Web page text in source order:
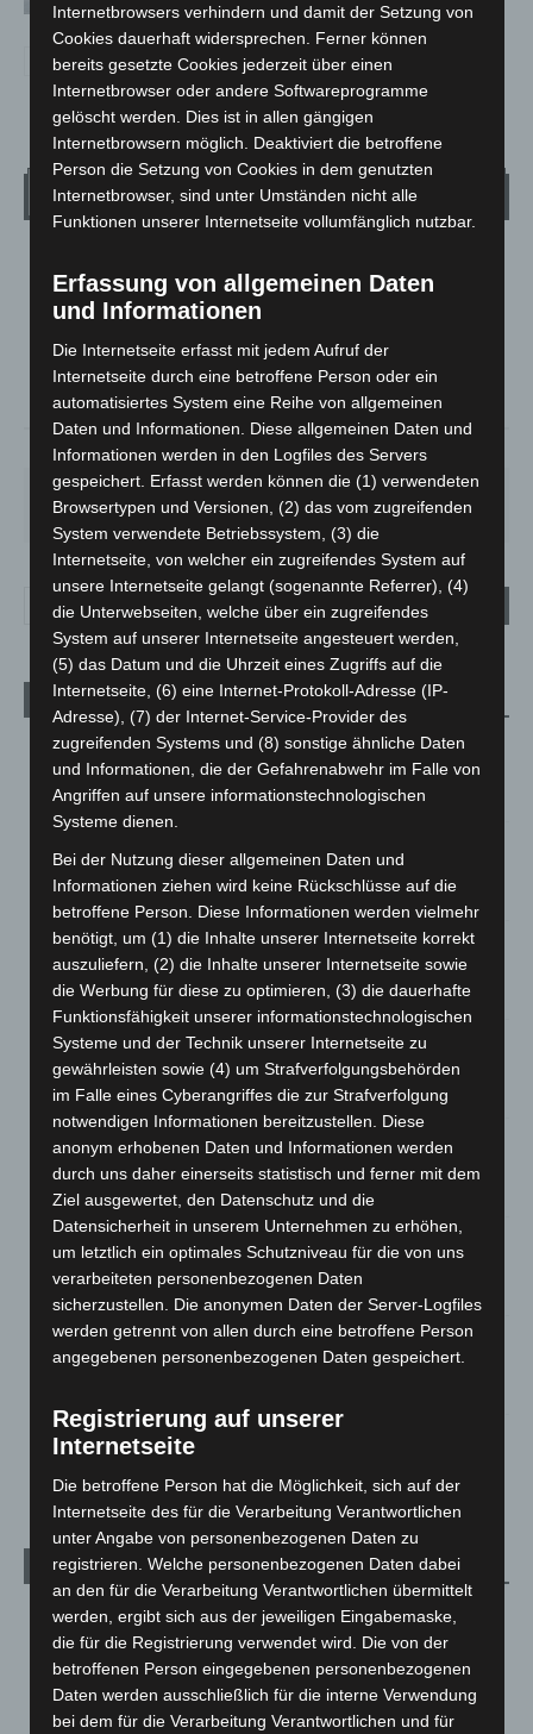
Wetter
LANGENHAGEN
Klarer Himmel
20.9° C
20.5°
51% 1.8m/s 2%
SA.
21° 34° 29 °
DI.
23 ° 26°
Aktuelle Beiträge
Kunst trifft Weingenuss: Barbara-Susann Mehring zeigt ihre
Werke im Jacques’ Wein-Depot Isernhagen
8. August 2026
und Bothfeld
8. August 2026
Niedersachsen: Feuerwehrkräfte kehren nach
Waldbrandeinsatz aus Spanien zurück
7. August 2026
Hannover: Erste Tigermücken-Population in Niedersachsen
entdeckt
7. August 2026
Brand im „Haus der Begegnung“ in Neuwarmbüchen schnell
eingedämmt
6. August 2026
Region Hannover: 21 neue Notfallsanitäter starten beim
Roten Kreuz
Mann läuft mit Hockeyschläger über A7 – Polizei sucht
Zeugen
Celle: Mensch stirbt bei Bagger-Unfall auf Baustelle
Kategorien
Blaulicht
2.799
Corona-News
Hannover und Region
5.039
Langenhagen und Ortsteile
Internetbrowsers verhindern und damit der Setzung von
Cookies dauerhaft widersprechen. Ferner können
bereits gesetzte Cookies jederzeit über einen
Internetbrowser oder andere Softwareprogramme
gelöscht werden. Dies ist in allen gängigen
Internetbrowsern möglich. Deaktiviert die betroffene
Person die Setzung von Cookies in dem genutzten
Internetbrowser, sind unter Umständen nicht alle
Funktionen unserer Internetseite vollumfänglich nutzbar.
Erfassung von allgemeinen Daten
und Informationen
Die Internetseite erfasst mit jedem Aufruf der
Internetseite durch eine betroffene Person oder ein
automatisiertes System eine Reihe von allgemeinen
Daten und Informationen. Diese allgemeinen Daten und
Informationen werden in den Logfiles des Servers
gespeichert. Erfasst werden können die (1) verwendeten
Browsertypen und Versionen, (2) das vom zugreifenden
System verwendete Betriebssystem, (3) die
Internetseite, von welcher ein zugreifendes System auf
unsere Internetseite gelangt (sogenannte Referrer), (4)
die Unterwebseiten, welche über ein zugreifendes
System auf unserer Internetseite angesteuert werden,
(5) das Datum und die Uhrzeit eines Zugriffs auf die
Internetseite, (6) eine Internet-Protokoll-Adresse (IP-
Adresse), (7) der Internet-Service-Provider des
zugreifenden Systems und (8) sonstige ähnliche Daten
und Informationen, die der Gefahrenabwehr im Falle von
Angriffen auf unsere informationstechnologischen
Systeme dienen.
Bei der Nutzung dieser allgemeinen Daten und
Informationen ziehen wird keine Rückschlüsse auf die
betroffene Person. Diese Informationen werden vielmehr
benötigt, um (1) die Inhalte unserer Internetseite korrekt
auszuliefern, (2) die Inhalte unserer Internetseite sowie
die Werbung für diese zu optimieren, (3) die dauerhafte
Funktionsfähigkeit unserer informationstechnologischen
Systeme und der Technik unserer Internetseite zu
gewährleisten sowie (4) um Strafverfolgungsbehörden
im Falle eines Cyberangriffes die zur Strafverfolgung
notwendigen Informationen bereitzustellen. Diese
anonym erhobenen Daten und Informationen werden
durch uns daher einerseits statistisch und ferner mit dem
Ziel ausgewertet, den Datenschutz und die
Datensicherheit in unserem Unternehmen zu erhöhen,
um letztlich ein optimales Schutzniveau für die von uns
verarbeiteten personenbezogenen Daten
sicherzustellen. Die anonymen Daten der Server-Logfiles
werden getrennt von allen durch eine betroffene Person
angegebenen personenbezogenen Daten gespeichert.
Registrierung auf unserer
Internetseite
Die betroffene Person hat die Möglichkeit, sich auf der
Internetseite des für die Verarbeitung Verantwortlichen
unter Angabe von personenbezogenen Daten zu
registrieren. Welche personenbezogenen Daten dabei
an den für die Verarbeitung Verantwortlichen übermittelt
werden, ergibt sich aus der jeweiligen Eingabemaske,
die für die Registrierung verwendet wird. Die von der
betroffenen Person eingegebenen personenbezogenen
Daten werden ausschließlich für die interne Verwendung
bei dem für die Verarbeitung Verantwortlichen und für